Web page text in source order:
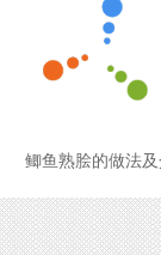
鲫鱼熟脍的做法